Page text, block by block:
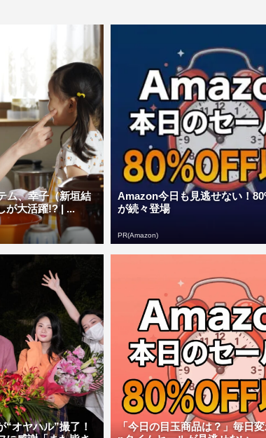
ム、幸子（新垣結
が大活躍!? | ...
Amazon今日も見逃せない！
が続々登場
PR(Amazon)
オヤハル”撮了！
「今日の目玉商品は？」毎日